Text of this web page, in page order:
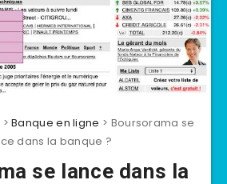
>Banque en ligne > Boursorama se
dans la banque ?
se lance dans la